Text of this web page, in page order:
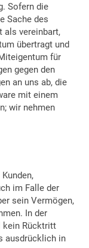
Sofern die
Sache des
als vereinbart,
übertragt und
für
gegen den
an uns ab, die
mit einem
wir nehmen
im Falle der
sein Vermögen,
In der
kein Rücktritt
ausdrücklich in